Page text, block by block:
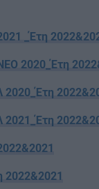
_Έτη
2020_Έτη
2020_Έτη
2021_Έτη
2022&2021